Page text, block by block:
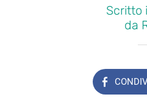
Scritto
da